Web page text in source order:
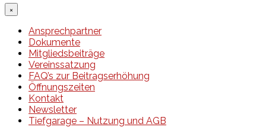
×
Ansprechpartner
Dokumente
Mitgliedsbeiträge
Vereinssatzung
FAQ’s zur Beitragserhöhung
Öffnungszeiten
Kontakt
Newsletter
Tiefgarage – Nutzung und AGB